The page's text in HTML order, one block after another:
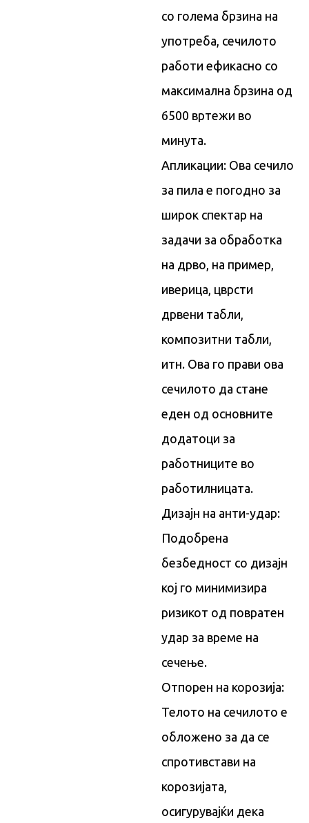
со голема брзина на
употреба, сечилото
работи ефикасно со
максимална брзина од
6500 вртежи во
минута.
Апликации: Ова сечило
за пила е погодно за
широк спектар на
задачи за обработка
на дрво, на пример,
иверица, цврсти
дрвени табли,
композитни табли,
итн. Ова го прави ова
сечилото да стане
еден од основните
додатоци за
работниците во
работилницата.
Дизајн на анти-удар:
Подобрена
безбедност со дизајн
кој го минимизира
ризикот од повратен
удар за време на
сечење.
Отпорен на корозија:
Телото на сечилото е
обложено за да се
спротивстави на
корозијата,
осигурувајќи дека